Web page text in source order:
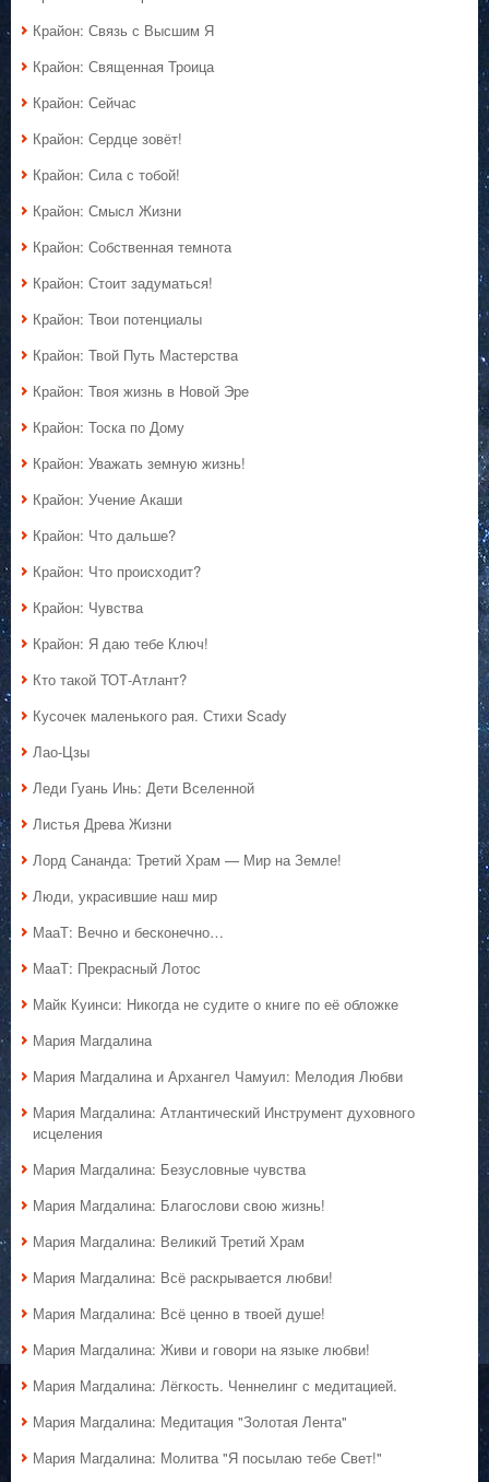
Крайон: Связь с Высшим Я
Крайон: Священная Троица
Крайон: Сейчас
Крайон: Сердце зовёт!
Крайон: Сила с тобой!
Крайон: Смысл Жизни
Крайон: Собственная темнота
Крайон: Стоит задуматься!
Крайон: Твои потенциалы
Крайон: Твой Путь Мастерства
Крайон: Твоя жизнь в Новой Эре
Крайон: Тоска по Дому
Крайон: Уважать земную жизнь!
Крайон: Учение Акаши
Крайон: Что дальше?
Крайон: Что происходит?
Крайон: Чувства
Крайон: Я даю тебе Ключ!
Кто такой ТОТ-Атлант?
Кусочек маленького рая. Стихи Scady
Лао-Цзы
Леди Гуань Инь: Дети Вселенной
Листья Древа Жизни
Лорд Сананда: Третий Храм — Мир на Земле!
Люди, украсившие наш мир
МааТ: Вечно и бесконечно…
МааТ: Прекрасный Лотос
Майк Куинси: Никогда не судите о книге по её обложке
Мария Магдалина
Мария Магдалина и Архангел Чамуил: Мелодия Любви
Мария Магдалина: Атлантический Инструмент духовного
исцеления
Мария Магдалина: Безусловные чувства
Мария Магдалина: Благослови свою жизнь!
Мария Магдалина: Великий Третий Храм
Мария Магдалина: Всё раскрывается любви!
Мария Магдалина: Всё ценно в твоей душе!
Мария Магдалина: Живи и говори на языке любви!
Мария Магдалина: Лёгкость. Ченнелинг с медитацией.
Мария Магдалина: Медитация "Золотая Лента"
Мария Магдалина: Молитва "Я посылаю тебе Свет!"